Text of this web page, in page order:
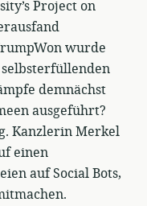
Project on
wurde
demnächst
ausgeführt?
Kanzlerin Merkel
einen
auf Social Bots,